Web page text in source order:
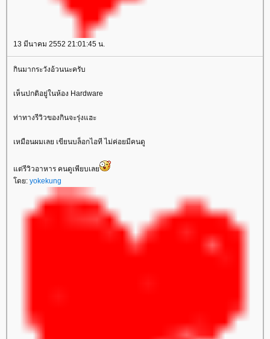
13 มีนาคม 2552 21:01:45 น.
กินมากระวังอ้วนนะครับ
เห็นปกติอยู่ในห้อง Hardware
ท่าทางรีวิวของกินจะรุ่งแฮะ
เหมือนผมเลย เขียนบล็อกไอที ไม่ค่อยมีคนดู
ต่รีวิวอาหาร คนดูเพียบเล
ดย: yokekung